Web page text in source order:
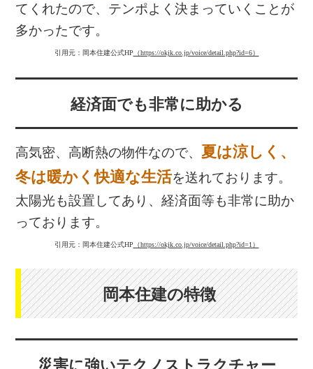
てくれたので、テンポよく決まっていくことが
多かったです。
引用元：岡本住建公式HP （https://okjk.co.jp/voice/detail.php?id=6）
経済面でも非常に助かる
高気密、高断熱の物件なので、 夏は涼しく、
冬は暖かく快適な生活を送れております。
太陽光も設置してあり、経済面等も非常に助か
っております。
引用元：岡本住建公式HP （https://okjk.co.jp/voice/detail.php?id=1）
岡本住建の特徴